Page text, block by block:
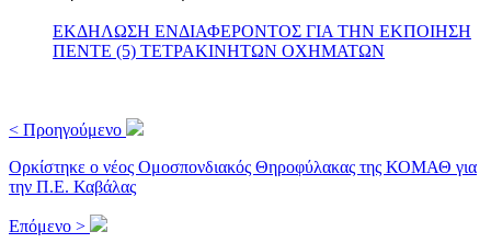
ΕΚΔΗΛΩΣΗ ΕΝΔΙΑΦΕΡΟΝΤΟΣ ΓΙΑ ΤΗΝ ΕΚΠΟΙΗΣΗ
ΠΕΝΤΕ (5) ΤΕΤΡΑΚΙΝΗΤΩΝ ΟΧΗΜΑΤΩΝ
< Προηγούμενο
Ορκίστηκε ο νέος Ομοσπονδιακός Θηροφύλακας της ΚΟΜΑΘ για
την Π.Ε. Καβάλας
Επόμενο >